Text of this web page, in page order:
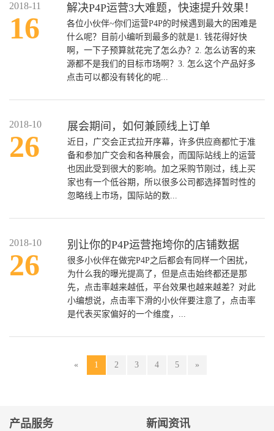
2018-11
16
解决P4P运营3大难题，快速提升效果！
各位小伙伴~你们运营P4P的时候遇到最大的困难是
什么呢？目前小编听到最多的就是1. 钱花得好快
啊，一下子预算就花完了怎么办？2. 怎么访客的来
源都不是我们的目标市场啊？3. 怎么这个产品好多
点击可以都没有转化的呢...
2018-10
26
展会期间，如何兼顾线上订单
近日，广交会正式拉开序幕，许多供应商都忙于准
备和参加广交会和各种展会，而国际站线上的运营
也因此受到很大的影响。加之采购节刚过，线上买
家也有一个低谷期，所以很多公司都选择暂时性的
忽略线上市场，国际站的数...
2018-10
26
别让你的P4P运营拖垮你的店铺数据
很多小伙伴在做完P4P之后都会有同样一个困扰，
为什么我的曝光提高了，但是点击始终都还是那
先，点击率越来越低，平台效果也越来越差？对此
小编想说，点击率下滑的小伙伴要注意了，点击率
是代表买家偏好的一个维度，...
« 1 2 3 4 5 »
产品服务 新闻资讯